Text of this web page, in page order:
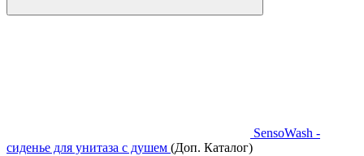
SensoWash -
сиденье для унитаза с душем (Доп. Каталог)